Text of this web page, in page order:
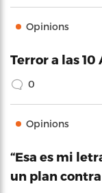
Opinions
Terror a las 10
0
Opinions
“Esa es mi
un plan contra